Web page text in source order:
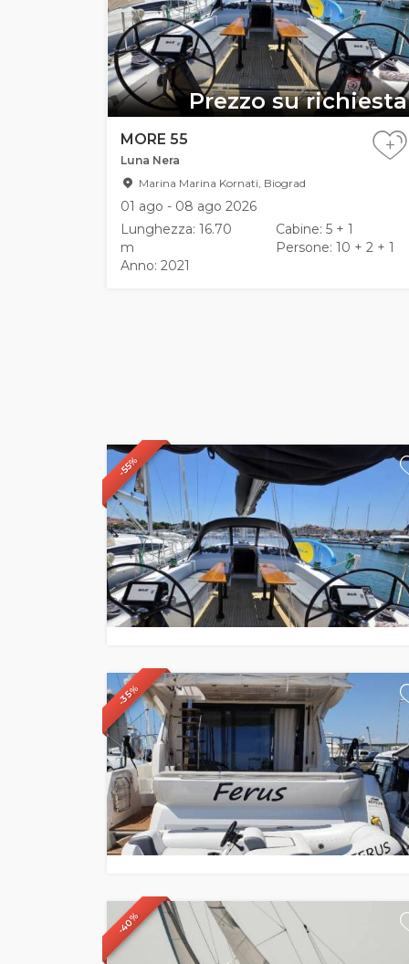
Prezzo su richiesta
MORE 55
Luna Nera
Marina Marina Kornati, Biograd
01 ago - 08 ago 2026
Lunghezza: 16.70
m
Cabine: 5 + 1
Persone: 10 + 2 + 1
Anno: 2021
+
-55%
-35%
-40%